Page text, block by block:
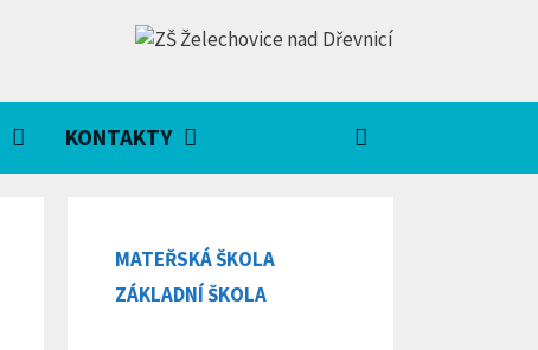
KONTAKTY
MATEŘSKÁ ŠKOLA
ZÁKLADNÍ ŠKOLA